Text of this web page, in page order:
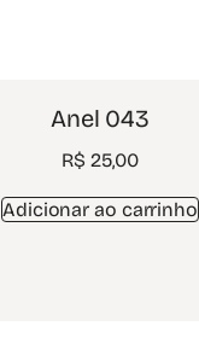
Anel 043
R$ 25,00
Adicionar ao carrinho